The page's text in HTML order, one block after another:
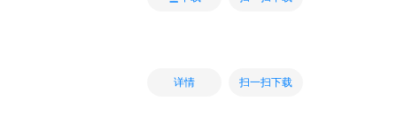
详情 扫一扫下载